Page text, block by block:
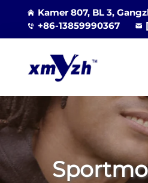
Kamer 807, BL 3,
+86-13859990367